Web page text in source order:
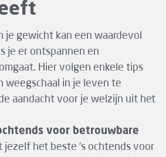
je gewicht kan een waardevol
je er ontspannen en
Hier volgen enkele tips
weegschaal in je leven te
aandacht voor je welzijn uit het
voor betrouwbare
jezelf het beste ’s ochtends voor